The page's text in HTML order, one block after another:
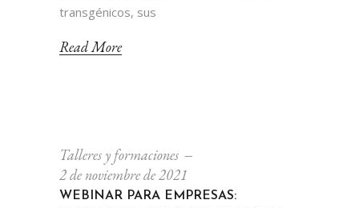
transgénicos, sus
Read More
Talleres y formaciones
2 de noviembre de 2021
WEBINAR PARA EMPRESAS: